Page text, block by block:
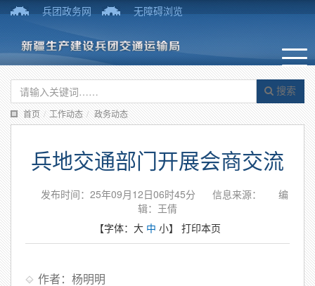
兵团政务网 无障碍浏览
搜索
首页 / 工作动态 / 政务动态
兵地交通部门开展会商交流
发布时间：25年09月12日06时45分 信息来源：
编
辑：王倩
【字体： 大 中 小】 打印本页
作者：杨明明